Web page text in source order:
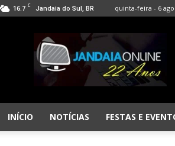
16.7 C Jandaia do Sul, BR quinta-feira - 6
Jandaia
Online
INÍCIO NOTÍCIAS FESTAS E